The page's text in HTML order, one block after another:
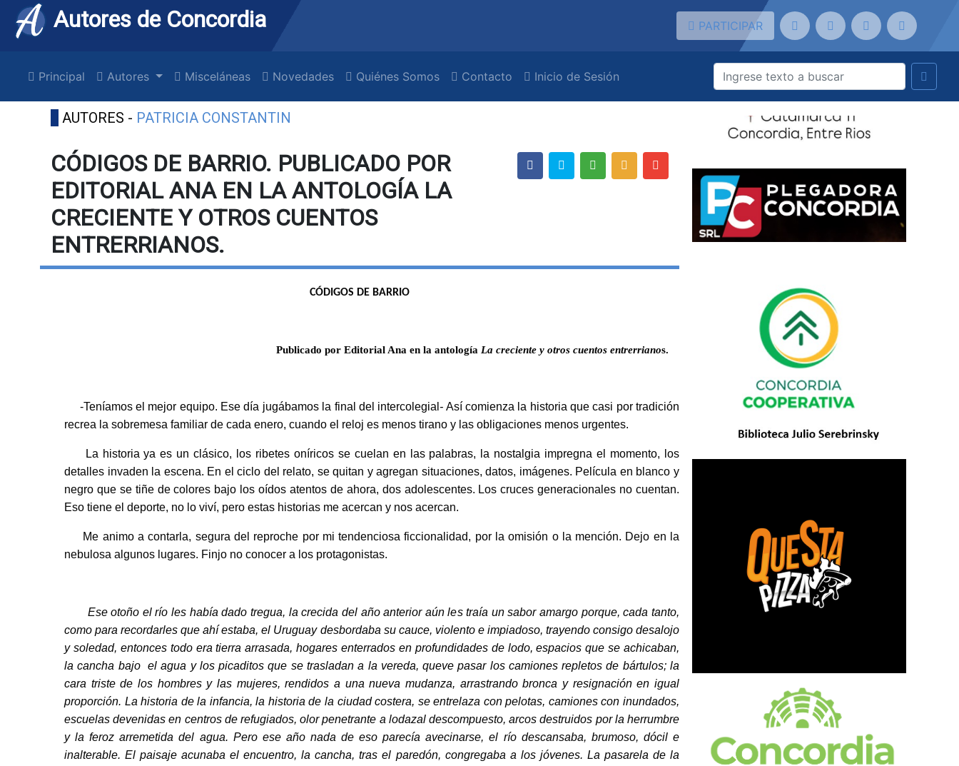
Autores de Concordia PARTICIPAR
Principal Autores Misceláneas Novedades Quiénes Somos Contacto Inicio de Sesión
AUTORES - PATRICIA CONSTANTIN
CÓDIGOS DE BARRIO. PUBLICADO POR
EDITORIAL ANA EN LA ANTOLOGÍA LA
CRECIENTE Y OTROS CUENTOS
ENTRERRIANOS.
CÓDIGOS DE BARRIO
Publicado por Editorial Ana en la antología La creciente y otros cuentos entrerrianos.
-Teníamos el mejor equipo. Ese día jugábamos la final del intercolegial - Así comienza la historia que casi por tradición
recrea la sobremesa familiar de cada enero, cuando el reloj es menos tirano y las obligaciones menos urgentes.
La historia ya es un clásico, los ribetes oníricos se cuelan en las palabras, la nostalgia impregna el momento, los
detalles invaden la escena. En el ciclo del relato, se quitan y agregan situaciones, datos, imágenes. Película en blanco y
negro que se tiñe de colores bajo los oídos atentos de ahora, dos adolescentes. Los cruces generacionales no cuentan.
Eso tiene el deporte, no lo viví, pero estas historias me acercan y nos acercan.
Me animo a contarla, segura del reproche por mi tendenciosa ficcionalidad, por la omisión o la mención. Dejo en la
nebulosa algunos lugares. Finjo no conocer a los protagonistas.
Ese otoño el río les había dado tregua, la crecida del año anterior aún les traía un sabor amargo porque, cada tanto,
como para recordarles que ahí estaba, el Uruguay desbordaba su cauce, violento e impiadoso, trayendo consigo desalojo
y soledad, entonces todo era tierra arrasada, hogares enterrados en profundidades de lodo, espacios que se achicaban,
la cancha bajo el agua y los picaditos que se trasladan a la vereda, queve pasar los camiones repletos de bártulos; la
cara triste de los hombres y las mujeres, rendidos a una nueva mudanza, arrastrando bronca y resignación en igual
proporción. La historia de la infancia, la historia de la ciudad costera, se entrelaza con pelotas, camiones con inundados,
escuelas devenidas en centros de refugiados, olor penetrante a lodazal descompuesto, arcos destruidos por la herrumbre
y la feroz arremetida del agua. Pero ese año nada de eso parecía avecinarse, el río descansaba, brumoso, dócil e
inalterable. El paisaje acunaba el encuentro, la cancha, tras el paredón, congregaba a los jóvenes. La pasarela de la